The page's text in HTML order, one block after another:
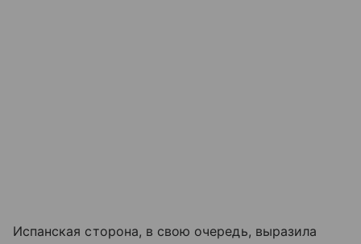
Испанская сторона, в свою очередь, выразила